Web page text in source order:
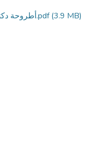
أطروحة دكتوراه عبد الحق ونوغي بعد المناقشة.pdf(3.9 MB)